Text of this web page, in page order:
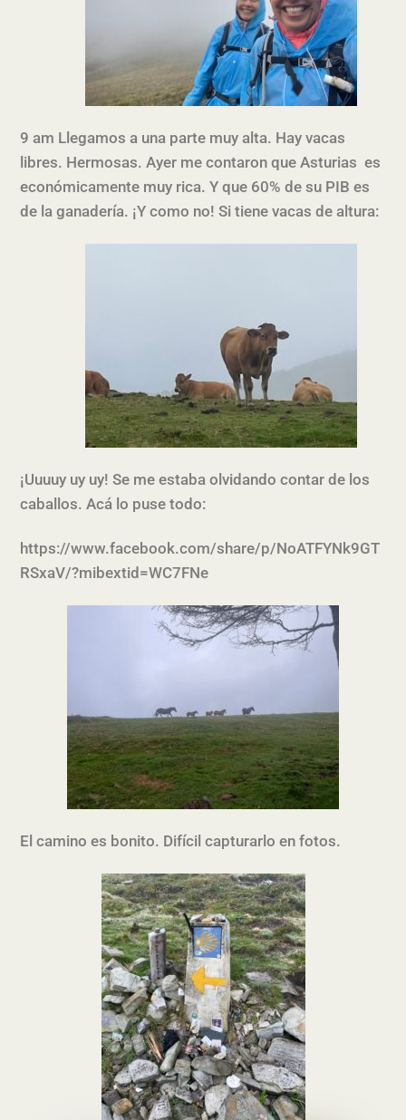
9 am Llegamos a una parte muy alta. Hay vacas
libres. Hermosas. Ayer me contaron que Asturias es
económicamente muy rica. Y que 60% de su PIB es
de la ganadería. ¡Y como no! Si tiene vacas de altura:
¡Uuuuy uy uy! Se me estaba olvidando contar de los
caballos. Acá lo puse todo:
https://www.facebook.com/share/p/NoATFYNk9GT
RSxaV/?mibextid=WC7FNe
El camino es bonito. Difícil capturarlo en fotos.